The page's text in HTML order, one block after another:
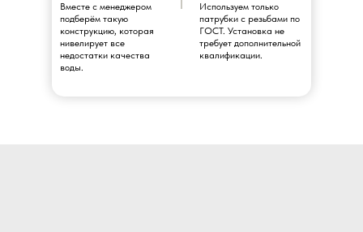
Вместе с менеджером
подберём такую
конструкцию, которая
нивелирует все
недостатки качества
воды.
Используем только
патрубки с резьбами по
ГОСТ. Установка не
требует дополнительной
квалификации.